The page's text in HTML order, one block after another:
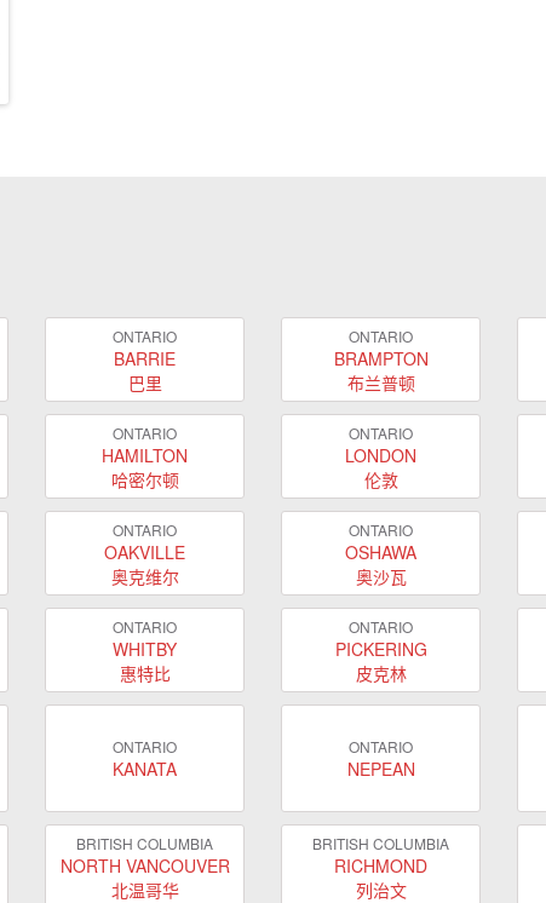
ONTARIO
BARRIE
巴里
ONTARIO
BRAMPTON
布兰普顿
ONTARIO
HAMILTON
哈密尔顿
ONTARIO
LONDON
伦敦
ONTARIO
OAKVILLE
奥克维尔
ONTARIO
OSHAWA
奥沙瓦
ONTARIO
WHITBY
惠特比
ONTARIO
PICKERING
皮克林
ONTARIO
KANATA
ONTARIO
NEPEAN
BRITISH COLUMBIA
NORTH VANCOUVER
北温哥华
BRITISH COLUMBIA
RICHMOND
列治文